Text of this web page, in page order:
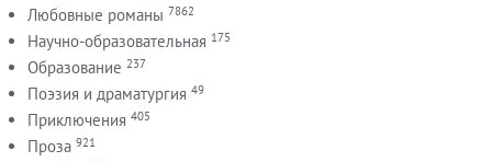
Любовные романы 7862
Научно-образовательная 175
Образование 237
Поэзия и драматургия 49
Приключения 405
Проза 921